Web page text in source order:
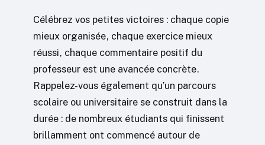
Célébrez vos petites victoires : chaque copie
mieux organisée, chaque exercice mieux
réussi, chaque commentaire positif du
professeur est une avancée concrète.
Rappelez-vous également qu’un parcours
scolaire ou universitaire se construit dans la
durée : de nombreux étudiants qui finissent
brillamment ont commencé autour de